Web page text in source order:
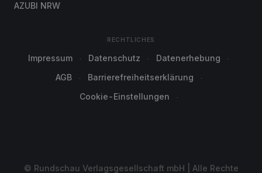
AZUBI NRW
RECHTLICHES
Impressum Datenschutz
Datenerhebung
AGB
Barrierefreiheitserklärung
Cookie-Einstellungen
© Rundschau Verlagsgesellschaft mbH | Alle Rechte